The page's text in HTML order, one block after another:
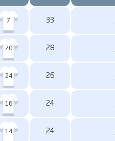
33
7
28
20
26
24
24
16
24
14